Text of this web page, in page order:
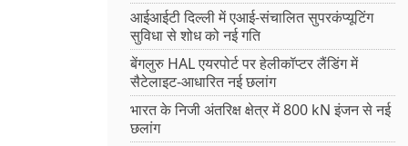
आईआईटी दिल्ली में एआई-संचालित सुपरकंप्यूटिंग
सुविधा से शोध को नई गति
बेंगलुरु HAL एयरपोर्ट पर हेलीकॉप्टर लैंडिंग में
सैटेलाइट-आधारित नई छलांग
भारत के निजी अंतरिक्ष क्षेत्र में 800 kN इंजन से नई
छलांग